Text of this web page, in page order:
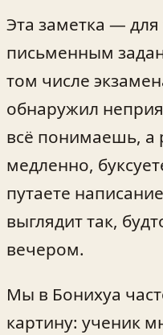
Эта заметка — для
письменным
том числе
обнаружил
всё понимаешь, а
медленно,
путаете
выглядит так,
вечером.
Мы в Бонихуа
картину: ученик